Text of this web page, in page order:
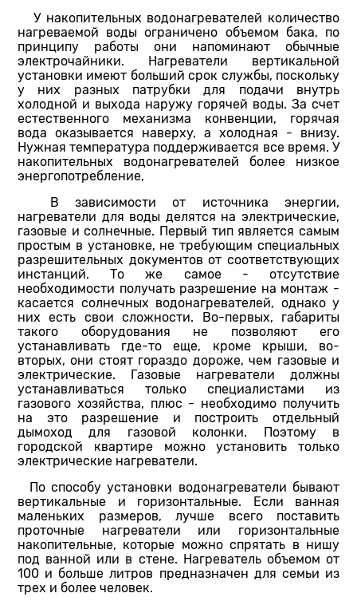
У накопительных водонагревателей количество
нагреваемой воды ограничено объемом бака, по
принципу работы они напоминают обычные
электрочайники. Нагреватели вертикальной
установки имеют больший срок службы, поскольку
у них разных патрубки для подачи внутрь
холодной и выхода наружу горячей воды. За счет
естественного механизма конвенции, горячая
вода оказывается наверху, а холодная - внизу.
Нужная температура поддерживается все время. У
накопительных водонагревателей более низкое
энергопотребление,
В зависимости от источника энергии,
нагреватели для воды делятся на электрические,
газовые и солнечные. Первый тип является самым
простым в установке, не требующим специальных
разрешительных документов от соответствующих
инстанций. То же самое - отсутствие
необходимости получать разрешение на монтаж -
касается солнечных водонагревателей, однако у
них есть свои сложности. Во-первых, габариты
такого оборудования не позволяют его
устанавливать где-то еще, кроме крыши, во-
вторых, они стоят гораздо дороже, чем газовые и
электрические. Газовые нагреватели должны
устанавливаться только специалистами из
газового хозяйства, плюс - необходимо получить
на это разрешение и построить отдельный
дымоход для газовой колонки. Поэтому в
городской квартире можно установить только
электрические нагреватели.
По способу установки водонагреватели бывают
вертикальные и горизонтальные. Если ванная
маленьких размеров, лучше всего поставить
проточные нагреватели или горизонтальные
накопительные, которые можно спрятать в нишу
под ванной или в стене. Нагреватель объемом от
100 и больше литров предназначен для семьи из
трех и более человек.